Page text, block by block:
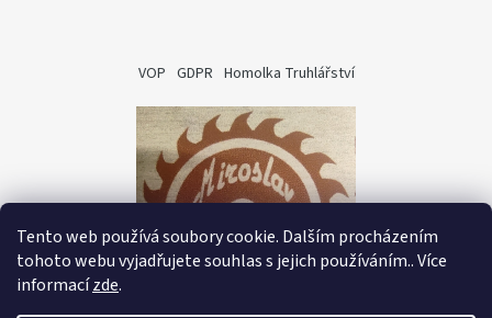
Tento web používá soubory cookie. Dalším procházením
tohoto webu vyjadřujete souhlas s jejich používáním.. Více
informacízde.
VOP GDPR Homolka Truhlářství